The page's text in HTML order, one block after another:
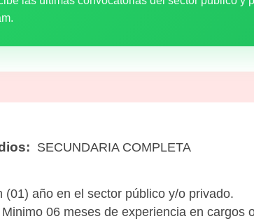
SECUNDARIA COMPLETA
(01) año en el sector público y/o privado.
Minimo 06 meses de experiencia en cargos